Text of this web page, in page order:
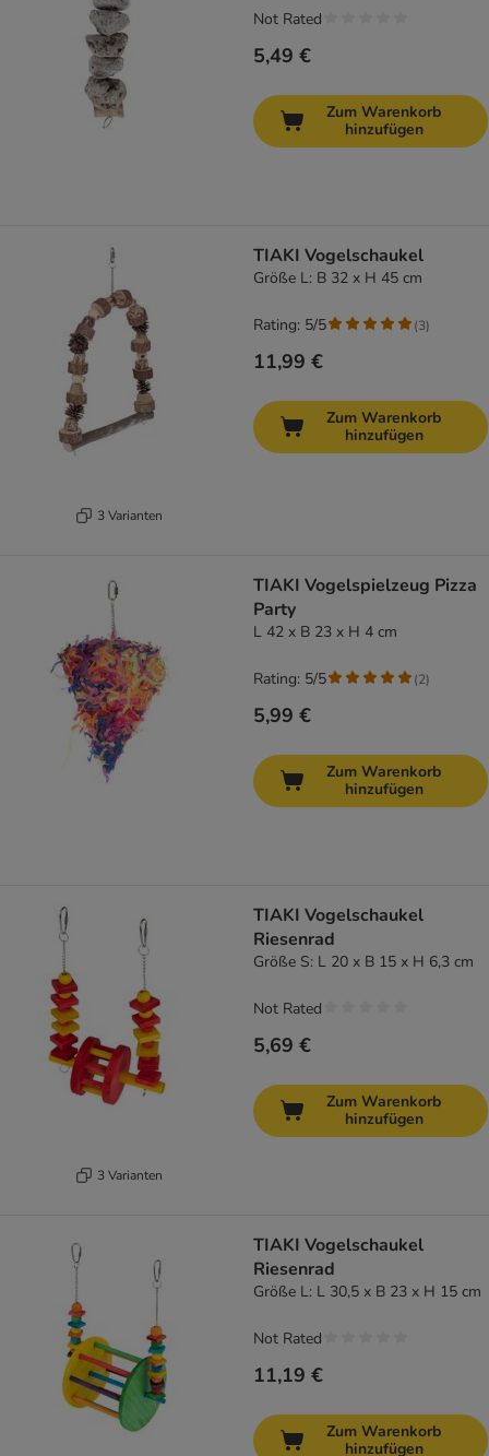
5,49 €
Not Rated
Zum Warenkorb
hinzufügen
3 Varianten
TIAKI Vogelschaukel
Größe L: B 32 x H 45 cm
11,99 €
Rating: 5/5 (3)
Zum Warenkorb
hinzufügen
TIAKI Vogelspielzeug Pizza
Party
L 42 x B 23 x H 4 cm
5,99 €
Rating: 5/5 (2)
Zum Warenkorb
hinzufügen
3 Varianten
TIAKI Vogelschaukel
Riesenrad
Größe S: L 20 x B 15 x H 6,3 cm
5,69 €
Not Rated
Zum Warenkorb
hinzufügen
TIAKI Vogelschaukel
Riesenrad
Größe L: L 30,5 x B 23 x H 15 cm
11,19 €
Not Rated
Zum Warenkorb
hinzufügen